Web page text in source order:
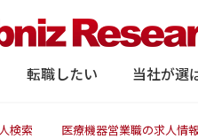
転職したい 当社が選
検索 医療機器営業職の求人情